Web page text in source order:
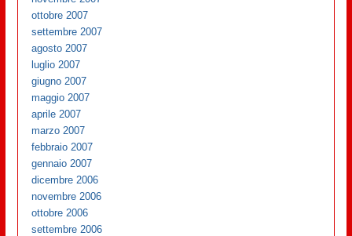
ottobre 2007
settembre 2007
agosto 2007
luglio 2007
giugno 2007
maggio 2007
aprile 2007
marzo 2007
febbraio 2007
gennaio 2007
dicembre 2006
novembre 2006
ottobre 2006
settembre 2006